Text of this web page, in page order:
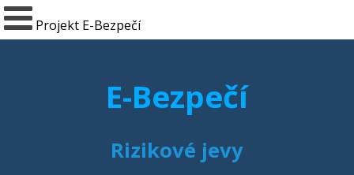
Projekt E-Bezpečí
E-Bezpečí
Rizikové jevy